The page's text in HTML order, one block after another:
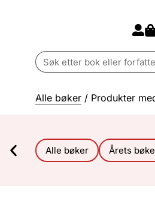
Search
for:
Alle bøker / Produkter
Alle bøker Årets